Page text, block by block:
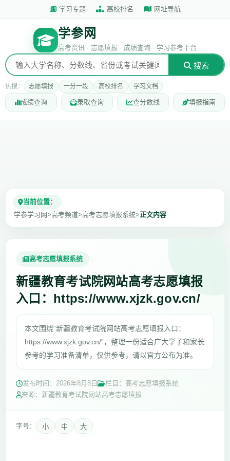
学习专题 高校排名 网址导航
学参网
高考资讯 · 志愿填报 · 成绩查询 · 学习参考平台
搜索
热搜： 志愿填报 一分一段 高校排名 学习文档
成绩查询 录取查询 查分数线 填报指南
当前位置：
学参学习网>高考频道>高考志愿填报系统>正文内容
高考志愿填报系统
新疆教育考试院网站高考志愿填报
入口：https://www.xjzk.gov.cn/
本文围绕“新疆教育考试院网站高考志愿填报入口：
https://www.xjzk.gov.cn/”，整理一份适合广大学子和家长
参考的学习准备清单，仅供参考，请以官方公布为准。
发布时间： 2026年8月8日
栏目：高考志愿填报系统
来源：新疆教育考试院网站高考志愿填报
字号： 小 中 大